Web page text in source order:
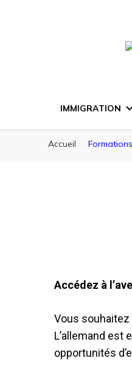
IMMIGRATION
Accueil Formations
Accédez à
Vous
L’allemand est
opportunités